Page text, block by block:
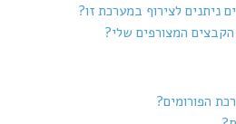
ניתנים לצירוף במערכת זו?
המצורפים שלי?
הפורומים?